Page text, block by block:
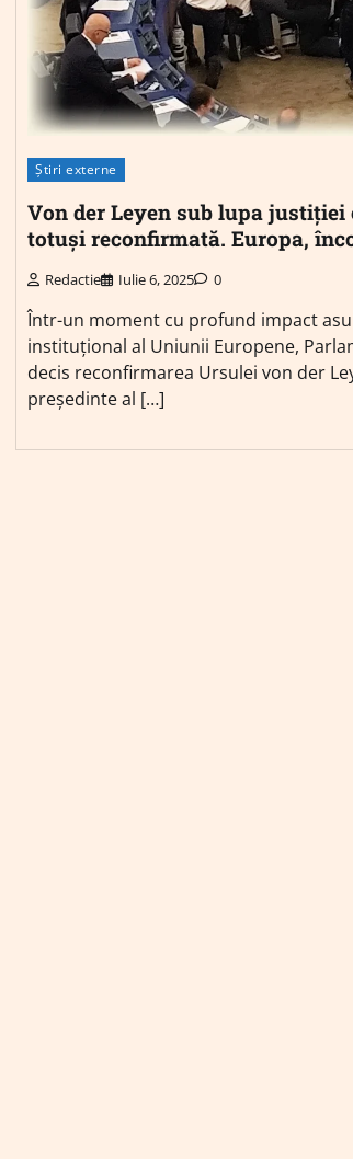
Știri externe
Von der Leyen sub lupa justiției
totuși reconfirmată. Europa,
Redactie Iulie 6, 2025 0
Într-un moment cu profund impact
instituțional al Uniunii Europene,
decis reconfirmarea Ursulei von der
președinte al […]